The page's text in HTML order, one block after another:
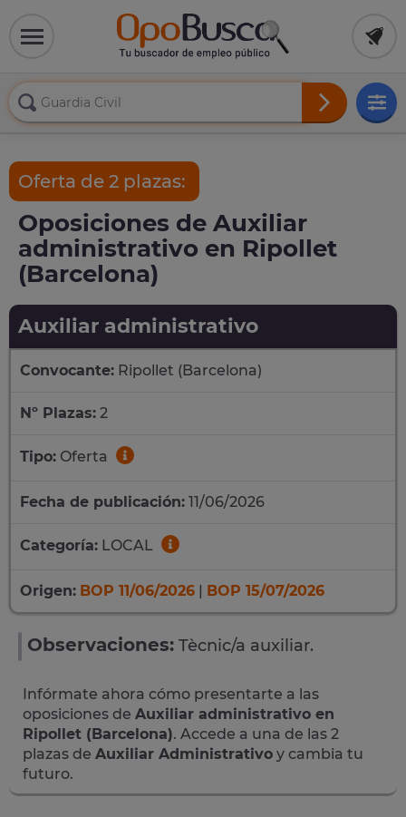
Oferta de 2 plazas:
Oposiciones de Auxiliar
administrativo en Ripollet
(Barcelona)
Auxiliar administrativo
Convocante: Ripollet (Barcelona)
Nº Plazas: 2
Tipo: Oferta
Fecha de publicación: 11/06/2026
Categoría: LOCAL
Origen: BOP 11/06/2026 | BOP 15/07/2026
Observaciones: Tècnic/a auxiliar.
Infórmate ahora cómo presentarte a las
oposiciones de Auxiliar administrativo en
Ripollet (Barcelona). Accede a una de las 2
plazas de Auxiliar Administrativo y cambia tu
futuro.